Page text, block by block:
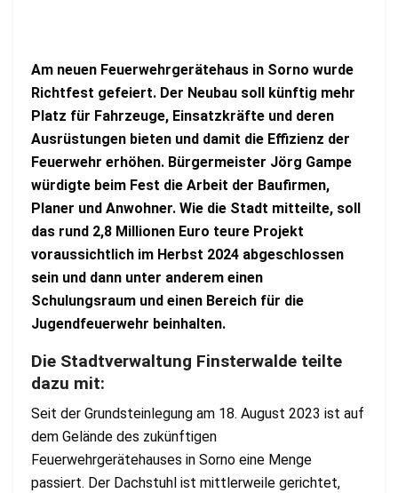
Am neuen Feuerwehrgerätehaus in Sorno wurde
Richtfest gefeiert. Der Neubau soll künftig mehr
Platz für Fahrzeuge, Einsatzkräfte und deren
Ausrüstungen bieten und damit die Effizienz der
Feuerwehr erhöhen. Bürgermeister Jörg Gampe
würdigte beim Fest die Arbeit der Baufirmen,
Planer und Anwohner. Wie die Stadt mitteilte, soll
das rund 2,8 Millionen Euro teure Projekt
voraussichtlich im Herbst 2024 abgeschlossen
sein und dann unter anderem einen
Schulungsraum und einen Bereich für die
Jugendfeuerwehr beinhalten.
Die Stadtverwaltung Finsterwalde teilte
dazu mit:
Seit der Grundsteinlegung am 18. August 2023 ist auf
dem Gelände des zukünftigen
Feuerwehrgerätehauses in Sorno eine Menge
passiert. Der Dachstuhl ist mittlerweile gerichtet,